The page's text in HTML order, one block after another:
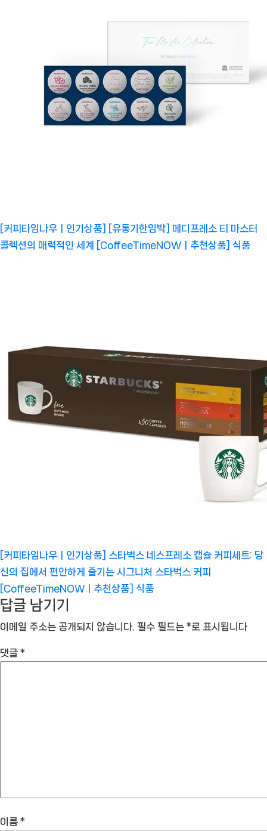
[커피타임나우ㅣ인기상품] [유통기한임박] 메디프레소 티 마스터
콜렉션의 매력적인 세계 [CoffeeTimeNOWㅣ추천상품] 식품
[커피타임나우ㅣ인기상품] 스타벅스 네스프레소 캡슐 커피세트: 당
신의 집에서 편안하게 즐기는 시그니처 스타벅스 커피
[CoffeeTimeNOWㅣ추천상품] 식품
답글 남기기
이메일 주소는 공개되지 않습니다. 필수 필드는 *로 표시됩니다
댓글 *
이름 *